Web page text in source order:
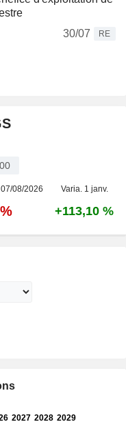
30/07
RE
08/2026 Varia. 1 janv.
+113,10 %